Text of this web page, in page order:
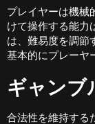
プレイヤーは機械
けて操作する能力
は、難易度を調節
基本的にプレーヤ
ギャンブ
合法性を維持する